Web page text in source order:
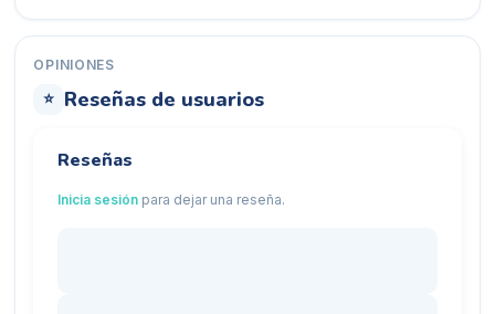
OPINIONES
⭐ Reseñas de usuarios
Reseñas
Inicia sesión para dejar una reseña.